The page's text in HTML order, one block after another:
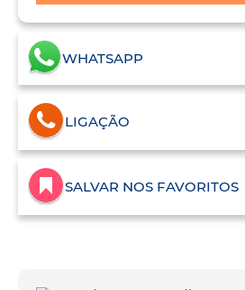
WHATSAPP
LIGAÇÃO
SALVAR NOS FAVORITOS